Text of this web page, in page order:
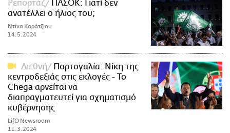
Ρεπορτάζ
ΠΑΣΟΚ: Γιατί δεν
ανατέλλει ο ήλιος του;
Ντίνα Καράτζιου
14.5.2024
Διεθνή
Πορτογαλία: Νίκη της
κεντροδεξιάς στις εκλογές - Το
Chega αρνείται να
διαπραγματευτεί για σχηματισμό
κυβέρνησης
LifO Newsroom
11.3.2024